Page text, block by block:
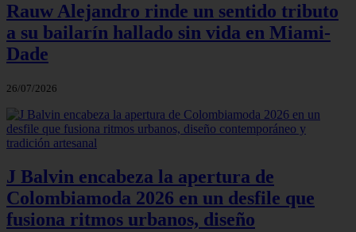
Rauw Alejandro rinde un sentido tributo
a su bailarín hallado sin vida en Miami-
Dade
26/07/2026
J Balvin encabeza la apertura de
Colombiamoda 2026 en un desfile que
fusiona ritmos urbanos, diseño